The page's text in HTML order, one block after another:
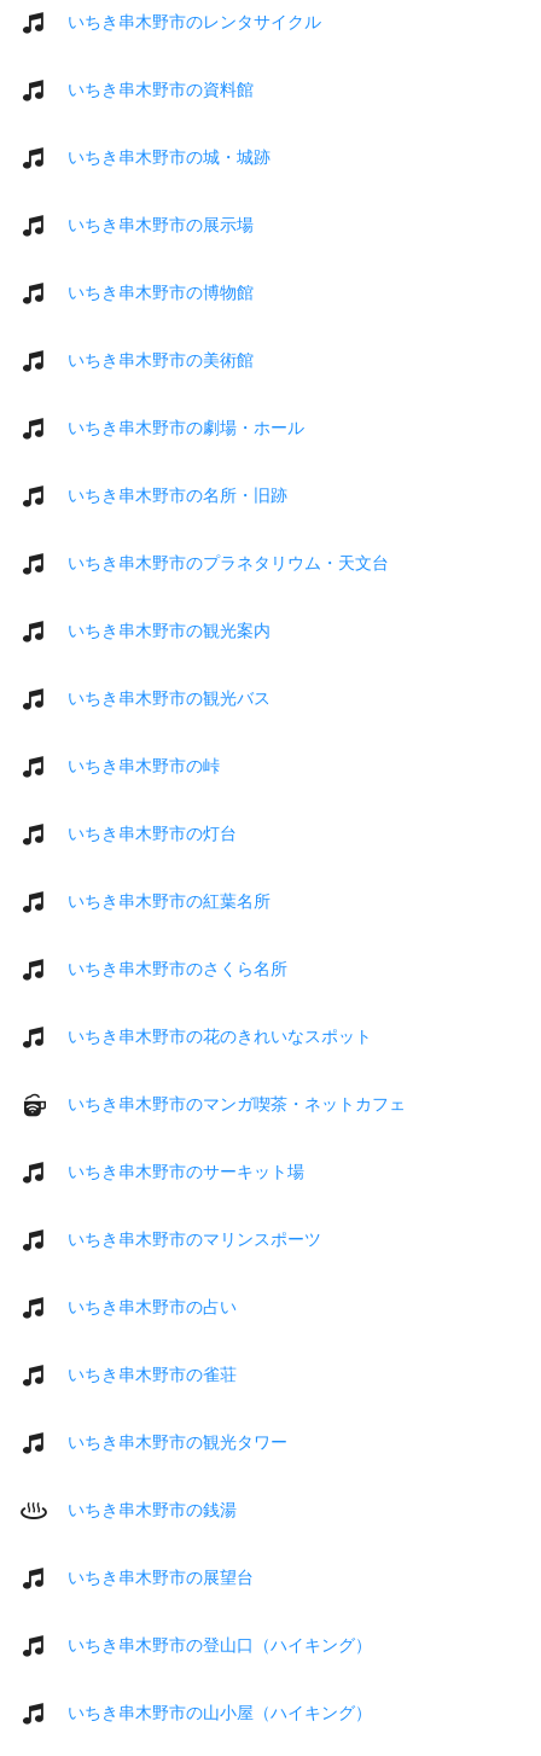
いちき串木野市のレンタサイクル
いちき串木野市の資料館
いちき串木野市の城・城跡
いちき串木野市の展示場
いちき串木野市の博物館
いちき串木野市の美術館
いちき串木野市の劇場・ホール
いちき串木野市の名所・旧跡
いちき串木野市のプラネタリウム・天文台
いちき串木野市の観光案内
いちき串木野市の観光バス
いちき串木野市の峠
いちき串木野市の灯台
いちき串木野市の紅葉名所
いちき串木野市のさくら名所
いちき串木野市の花のきれいなスポット
いちき串木野市のマンガ喫茶・ネットカフェ
いちき串木野市のサーキット場
いちき串木野市のマリンスポーツ
いちき串木野市の占い
いちき串木野市の雀荘
いちき串木野市の観光タワー
いちき串木野市の銭湯
いちき串木野市の展望台
いちき串木野市の登山口（ハイキング）
いちき串木野市の山小屋（ハイキング）